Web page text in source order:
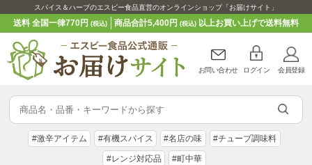
スパイス＆ハーブのエスビー食品直営のオンラインショップ「お届けサイト」
送料 全国一律770円(税込) 商品合計5,400円 (税込)以上お買い上げで送料無料
お問い合わせ ログイン 会員登録
#激辛アイテム #有機スパイス #名店の味 #チューブ調味料
#レンジ対応品 #町中華